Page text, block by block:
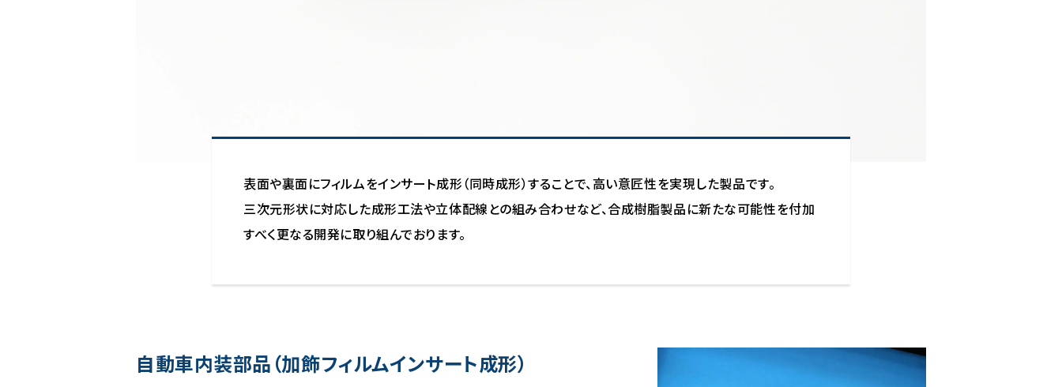
表面や裏面にフィルムをインサート成形（同時成形）することで、高い意匠性を実現した製品です。
三次元形状に対応した成形工法や立体配線との組み合わせなど、合成樹脂製品に新たな可能性を付加
すべく更なる開発に取り組んでおります。
自動車内装部品（加飾フィルムインサート成形）